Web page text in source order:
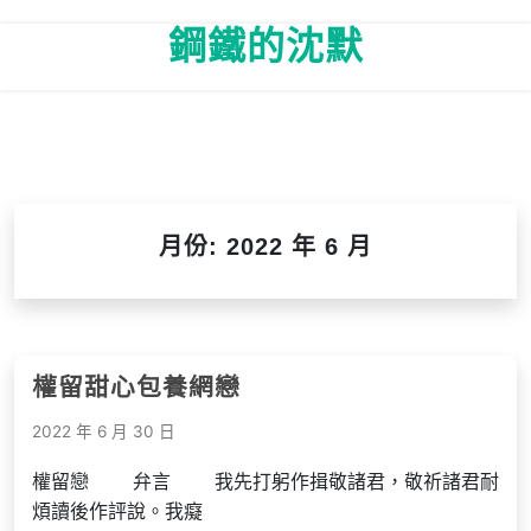
鋼鐵的沈默
月份: 2022 年 6 月
權留甜心包養網戀
2022 年 6 月 30 日
權留戀 弁言 我先打躬作揖敬諸君，敬祈諸君耐
煩讀後作評說。我癡